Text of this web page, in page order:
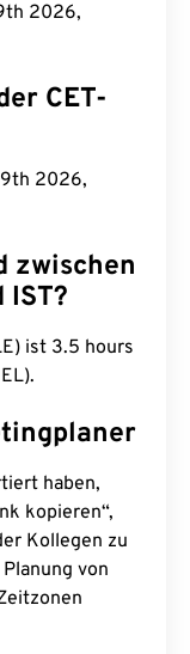
2026,
CET-
2026,
zwischen
IST?
ist 3.5 hours
haben,
kopieren“,
Kollegen zu
von